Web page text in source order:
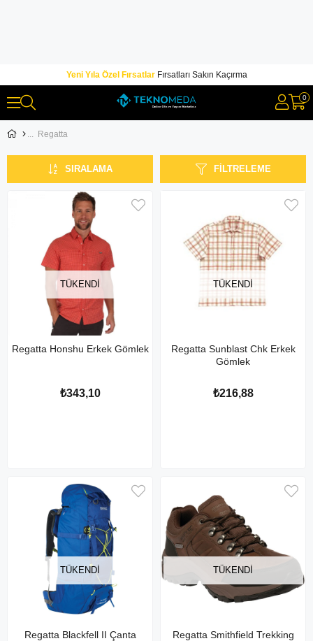
Yeni Yıla Özel FırsatlarFırsatları Sakın Kaçırma
0
Regatta
FILTRELEME
SIRALAMA
TÜKENDI
Regatta Honshu Erkek Gömlek
₺343,10
TÜKENDI
Regatta Sunblast Chk Erkek
Gömlek
₺216,88
TÜKENDI
Regatta Blackfell II Çanta
TÜKENDI
Regatta Smithfield Trekking